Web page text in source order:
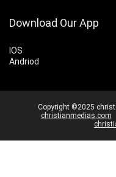
Download Our App
IOS
Andriod
Copyright ©2025
christianmedias.com